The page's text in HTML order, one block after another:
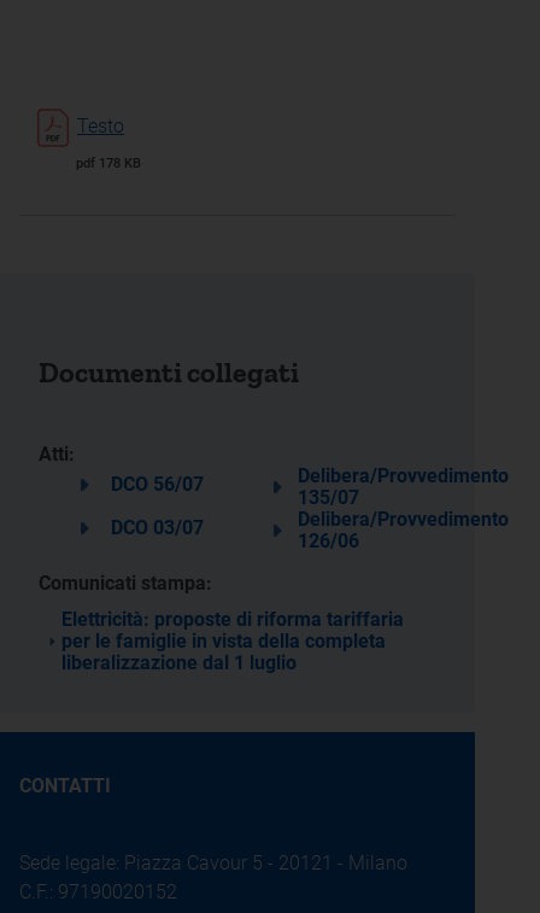
Testo
pdf 178 KB
Documenti collegati
Atti:
DCO 56/07
Delibera/Provvedimento
135/07
DCO 03/07
Delibera/Provvedimento
126/06
Comunicati stampa:
Elettricità: proposte di riforma tariffaria
per le famiglie in vista della completa
liberalizzazione dal 1 luglio
CONTATTI
Sede legale: Piazza Cavour 5 - 20121 - Milano
C.F.: 97190020152